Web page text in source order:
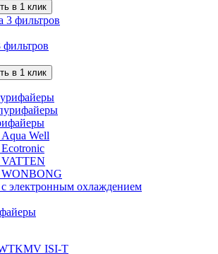
в 1 клик
в 1 клик
Well
электронным охлаждением